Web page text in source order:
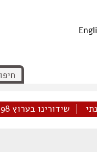
שידורינו בערוץ 98